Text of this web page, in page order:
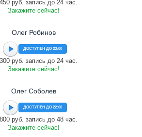
руб. запись до 24 час.
Закажите сейчас!
Олег Робинов
ДОСТУПЕН ДО 23:00
руб. запись до 24 час.
Закажите сейчас!
Олег Соболев
ДОСТУПЕН ДО 22:00
руб. запись до 48 час.
Закажите сейчас!